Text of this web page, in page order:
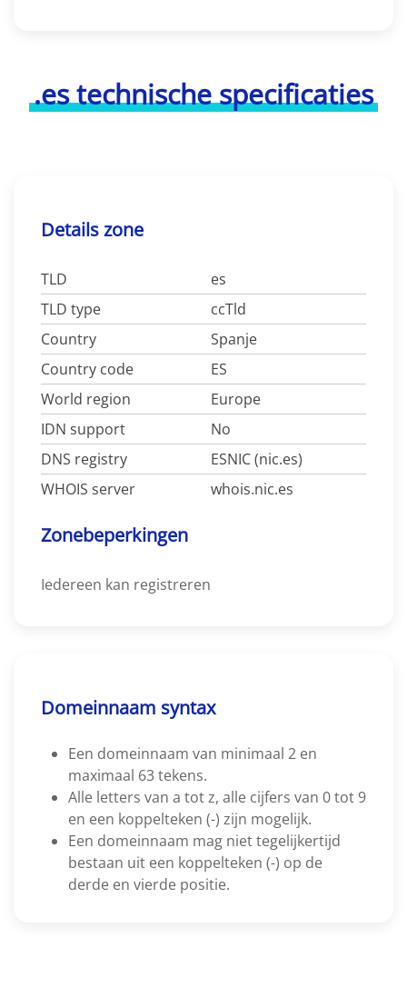
.es technische specificaties
Details zone
TLD
es
TLD type
ccTld
Country
Spanje
Country code
ES
World region
Europe
IDN support
No
DNS registry
ESNIC (nic.es)
WHOIS server
whois.nic.es
Zonebeperkingen
Iedereen kan registreren
Domeinnaam syntax
Een domeinnaam van minimaal 2 en
maximaal 63 tekens.
Alle letters van a tot z, alle cijfers van 0 tot 9
en een koppelteken (-) zijn mogelijk.
Een domeinnaam mag niet tegelijkertijd
bestaan uit een koppelteken (-) op de
derde en vierde positie.